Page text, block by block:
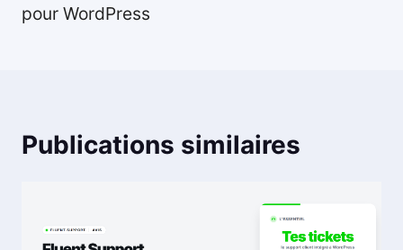
pour WordPress
Publications similaires